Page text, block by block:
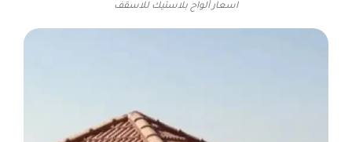
اسعار ألواح بلاستيك للاسقف